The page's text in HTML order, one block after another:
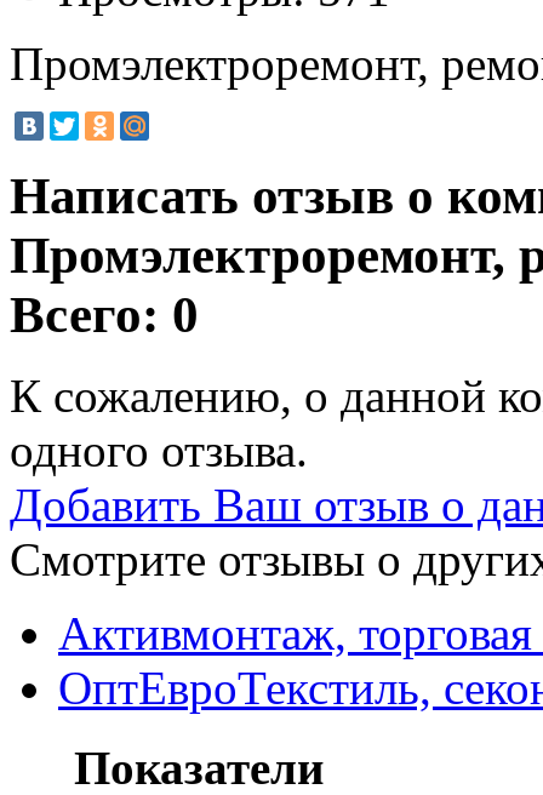
Промэлектроремонт,
Написать отзыв о
Промэлектроремонт,
Всего: 0
К сожалению, о данной
одного отзыва.
Добавить Ваш отзыв о
Смотрите отзывы о
Активмонтаж,
ОптЕвроТекстиль,
Показатели